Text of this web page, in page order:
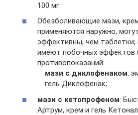
100 мг.
Обезболивающие мази,
применяются наружно,
эффективны, чем таблетки;
имеют побочных эффектов
противопоказаний:
мази с диклофенаком:
гель Диклофенак;
мази с кетопрофеном:
Артрум, крем и гель